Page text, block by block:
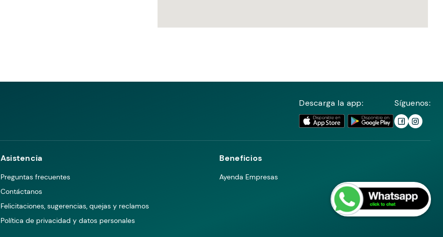
Descarga la app: Síguenos:
Asistencia
Preguntas frecuentes
Contáctanos
Felicitaciones, sugerencias, quejas y reclamos
Política de privacidad y datos personales
Beneficios
Ayenda Empresas